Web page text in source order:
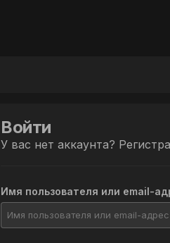
Войти
У вас нет аккаунта?
Имя пользователя или email-